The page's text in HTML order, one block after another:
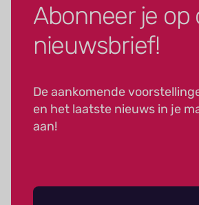
Abonneer je op
nieuwsbrief!
De aankomende
en het laatste nieuws in je
aan!